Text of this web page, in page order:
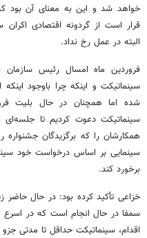
خواهد شد و این به معنای آن بود
قرار است از گردونه اقتصادی اکران
البته در عمل رخ نداد.
فروردین ماه امسال رئیس سازمان
سینماتیکت و اینکه چرا باوجود
شده اما همچنان در حال بلیت
سینماتیکت دعوت کردیم تا جلسه‌ای
همکارشان را که برگزیدگان جشنواره
سینمایی بر اساس درخواست خود
برخورد کند.
خزاعی تأکید کرده بود: در حال
سمفا در حال انجام است که در اسرع
اقدام، سینماتیکت حداقل تا مدتی